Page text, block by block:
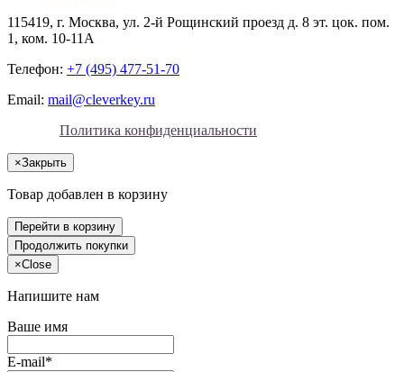
115419, г. Москва, ул. 2-й Рощинский проезд д. 8 эт. цок. пом.
1, ком. 10-11А
Телефон: +7 (495) 477-51-70
Email: mail@cleverkey.ru
Политика конфиденциальности
×Закрыть
Товар добавлен в корзину
Перейти в корзину
Продолжить покупки
×Close
Напишите нам
Ваше имя
E-mail*